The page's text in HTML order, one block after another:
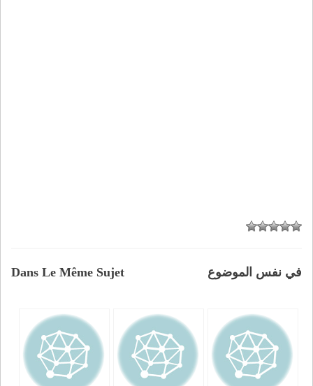
Dans Le Même Sujet في نفس الموضوع